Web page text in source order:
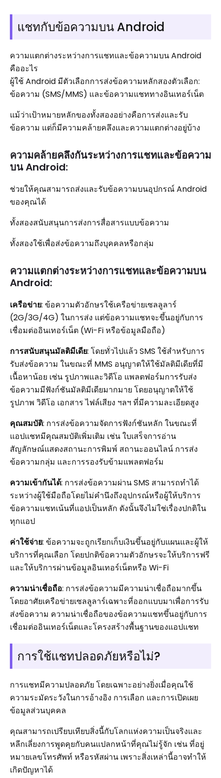
แชทกับข้อความบน Android
ความแตกต่างระหว่างการแชทและข้อความบน Android
คืออะไร
ผู้ใช้ Android มีตัวเลือกการส่งข้อความหลักสองตัวเลือก:
ข้อความ (SMS/MMS) และข้อความแชททางอินเทอร์เน็ต
แม้ว่าเป้าหมายหลักของทั้งสองอย่างคือการส่งและรับ
ข้อความ แต่ก็มีความคล้ายคลึงและความแตกต่างอยู่บ้าง
ความคล้ายคลึงกันระหว่างการแชทและข้อความ
บน Android:
ช่วยให้คุณสามารถส่งและรับข้อความบนอุปกรณ์ Android
ของคุณได้
ทั้งสองสนับสนุนการส่งการสื่อสารแบบข้อความ
ทั้งสองใช้เพื่อส่งข้อความถึงบุคคลหรือกลุ่ม
ความแตกต่างระหว่างการแชทและข้อความบน
Android:
เครือข่าย: ข้อความตัวอักษรใช้เครือข่ายเซลลูลาร์
(2G/3G/4G) ในการส่ง แต่ข้อความแชทจะขึ้นอยู่กับการ
เชื่อมต่ออินเทอร์เน็ต (Wi-Fi หรือข้อมูลมือถือ)
การสนับสนุนมัลติมีเดีย: โดยทั่วไปแล้ว SMS ใช้สำหรับการ
รับส่งข้อความ ในขณะที่ MMS อนุญาตให้ใช้มัลติมีเดียที่มี
เนื้อหาน้อย เช่น รูปภาพและวิดีโอ แพลตฟอร์มการรับส่ง
ข้อความมีฟังก์ชันมัลติมีเดียมากมาย โดยอนุญาตให้ใช้
รูปภาพ วิดีโอ เอกสาร ไฟล์เสียง ฯลฯ ที่มีความละเอียดสูง
คุณสมบัติ: การส่งข้อความจัดการฟังก์ชันหลัก ในขณะที่
แอปแชทมีคุณสมบัติเพิ่มเติม เช่น ใบเสร็จการอ่าน
สัญลักษณ์แสดงสถานะการพิมพ์ สถานะออนไลน์ การส่ง
ข้อความกลุ่ม และการรองรับข้ามแพลตฟอร์ม
ความเข้ากันได้: การส่งข้อความผ่าน SMS สามารถทำได้
ระหว่างผู้ใช้มือถือโดยไม่คำนึงถึงอุปกรณ์หรือผู้ให้บริการ
ข้อความแชทเน้นที่แอปเป็นหลัก ดังนั้นจึงไม่ใช่เรื่องปกติใน
ทุกแอป
ค่าใช้จ่าย: ข้อความจะถูกเรียกเก็บเงินขึ้นอยู่กับแผนและผู้ให้
บริการที่คุณเลือก โดยปกติข้อความตัวอักษรจะให้บริการฟรี
และให้บริการผ่านข้อมูลอินเทอร์เน็ตหรือ Wi-Fi
ความน่าเชื่อถือ: การส่งข้อความมีความน่าเชื่อถือมากขึ้น
โดยอาศัยเครือข่ายเซลลูลาร์เฉพาะที่ออกแบบมาเพื่อการรับ
ส่งข้อความ ความน่าเชื่อถือของข้อความแชทขึ้นอยู่กับการ
เชื่อมต่ออินเทอร์เน็ตและโครงสร้างพื้นฐานของแอปแชท
การใช้แชทปลอดภัยหรือไม่?
การแชทมีความปลอดภัย โดยเฉพาะอย่างยิ่งเมื่อคุณใช้
ความระมัดระวังในการอ้างอิง การเลือก และการเปิดเผย
ข้อมูลส่วนบุคคล
คุณสามารถเปรียบเทียบสิ่งนี้กับโลกแห่งความเป็นจริงและ
หลีกเลี่ยงการพูดคุยกับคนแปลกหน้าที่คุณไม่รู้จัก เช่น ที่อยู่
หมายเลขโทรศัพท์ หรือรหัสผ่าน เพราะสิ่งเหล่านี้อาจทำให้
เกิดปัญหาได้